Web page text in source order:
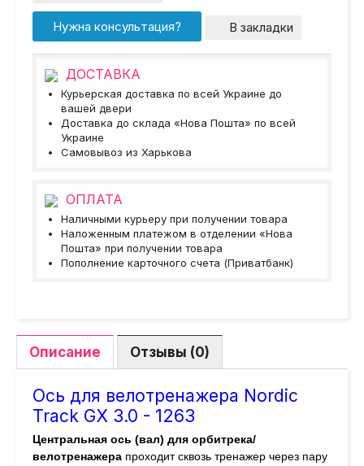
Нужна консультация? В закладки
ДОСТАВКА
Курьерская доставка по всей Украине до
вашей двери
Доставка до склада «Нова Пошта» по всей
Украине
Самовывоз из Харькова
ОПЛАТА
Наличными курьеру при получении товара
Наложенным платежом в отделении «Нова
Пошта» при получении товара
Пополнение карточного счета (Приватбанк)
Описание Отзывы (0)
Ось для велотренажера Nordic
Track GX 3.0 - 1263
Центральная ось (вал) для орбитрека/
велотренажера проходит сквозь тренажер через пару